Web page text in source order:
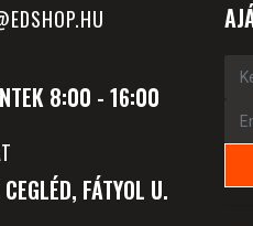
8:00 - 16:00
FÁTYOL U.